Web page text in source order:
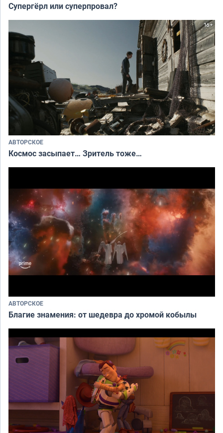
Супергёрл или суперпровал?
АВТОРСКОЕ
Космос засыпает… Зритель тоже…
АВТОРСКОЕ
Благие знамения: от шедевра до хромой кобылы